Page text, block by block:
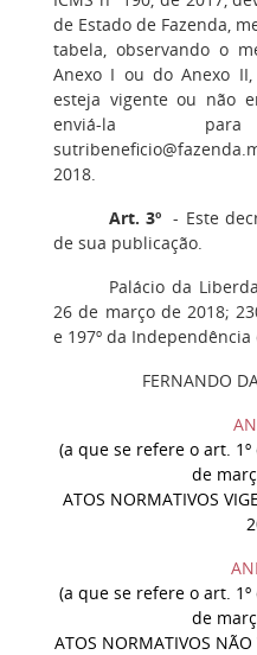
de Estado de Fazenda,
tabela, observando o
Anexo I ou do Anexo
esteja vigente ou não
enviá-la
2018.
Art. 3º - Este
de sua publicação.
Palácio da
26 de março de 2018;
e 197º da Independência
FERNANDO
(a que se refere o art. 1º
de
ATOS NORMATIVOS
(a que se refere o art. 1º
de
ATOS NORMATIVOS NÃO